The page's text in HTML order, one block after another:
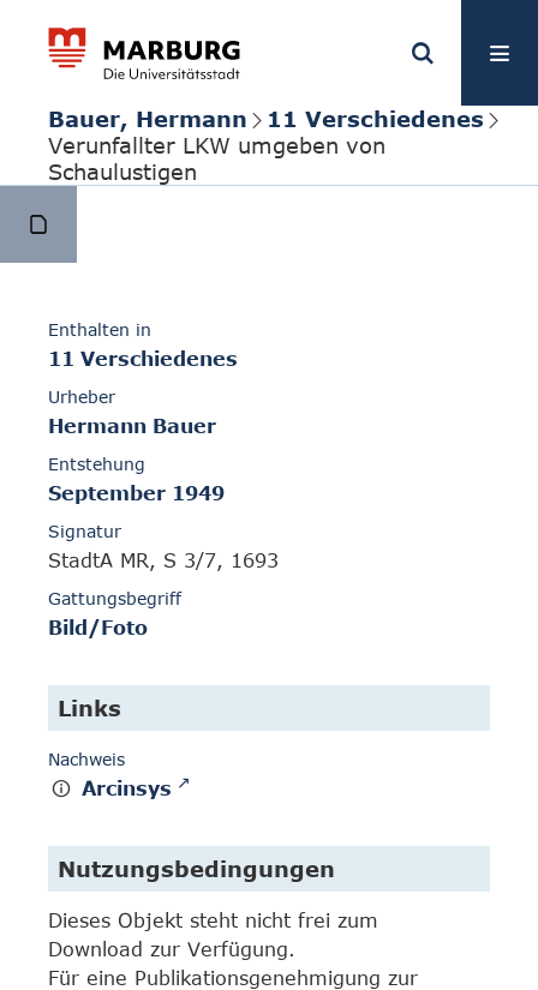
Bauer, Hermann
11 Verschiedenes
Verunfallter LKW umgeben von
Schaulustigen
Enthalten in
11 Verschiedenes
Urheber
Hermann Bauer
Entstehung
September 1949
Signatur
StadtA MR, S 3/7, 1693
Gattungsbegriff
Bild/Foto
Links
Nachweis
Arcinsys
Nutzungsbedingungen
Dieses Objekt steht nicht frei zum
Download zur Verfügung.
Für eine Publikationsgenehmigung zur